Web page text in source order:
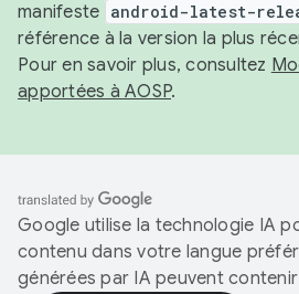
manifeste android-latest-
référence à la version la plus
Pour en savoir plus, consultez
apportées à AOSP.
Google utilise la technologie IA
contenu dans votre langue
générées par IA peuvent